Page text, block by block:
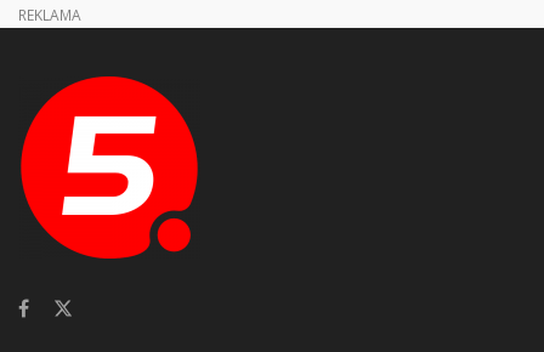
REKLAMA